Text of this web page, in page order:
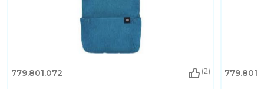
779.801.072 (2)